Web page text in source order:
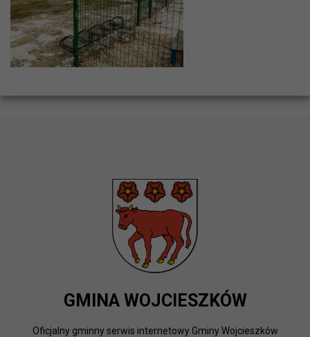
GMINA WOJCIESZKÓW
Oficjalny gminny serwis internetowy Gminy Wojcieszków